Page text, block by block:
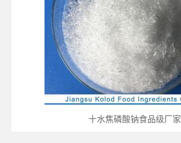
十水焦磷酸钠食品级厂家